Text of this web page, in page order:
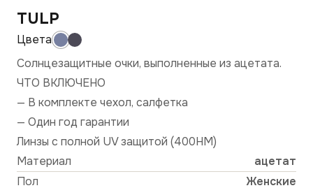
TULP
Солнцезащитные очки, выполненные из ацетата.
ЧТО ВКЛЮЧЕНО
— В комплекте чехол, салфетка
— Один год гарантии
Линзы с полной UV защитой (400HM)
Материал
ацетат
Пол
Женские